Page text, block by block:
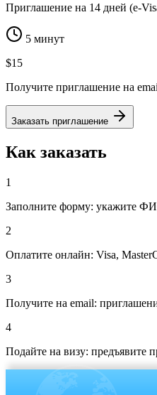
Приглашение на 14 дней (e-
5 минут
$15
Получите приглашение на
Заказать приглашение
Как заказать
1
Заполните форму: укажите
2
Оплатите онлайн: Visa,
3
Получите на email:
4
Подайте на визу: предъявите